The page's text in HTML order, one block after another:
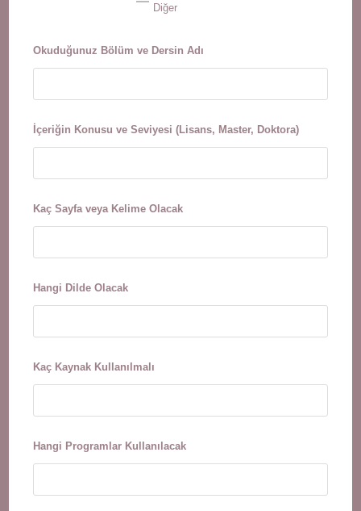
Diğer
Okuduğunuz Bölüm ve Dersin Adı
İçeriğin Konusu ve Seviyesi (Lisans, Master, Doktora)
Kaç Sayfa veya Kelime Olacak
Hangi Dilde Olacak
Kaç Kaynak Kullanılmalı
Hangi Programlar Kullanılacak